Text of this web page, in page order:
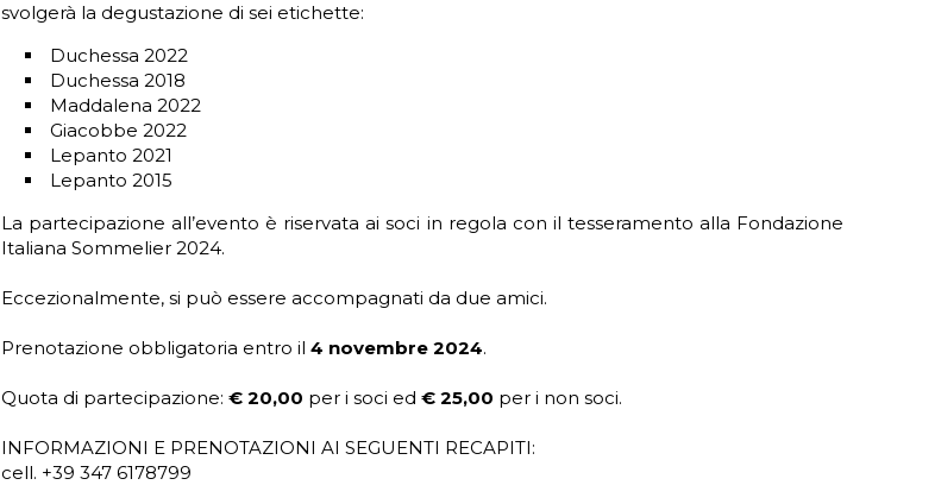
svolgerà la degustazione di sei etichette:
Duchessa 2022
Duchessa 2018
Maddalena 2022
Giacobbe 2022
Lepanto 2021
Lepanto 2015
La partecipazione all’evento è riservata ai soci in regola con il tesseramento alla Fondazione
Italiana Sommelier 2024.
Eccezionalmente, si può essere accompagnati da due amici.
Prenotazione obbligatoria entro il 4 novembre 2024.
Quota di partecipazione: € 20,00 per i soci ed € 25,00 per i non soci.
INFORMAZIONI E PRENOTAZIONI AI SEGUENTI RECAPITI:
cell. +39 347 6178799